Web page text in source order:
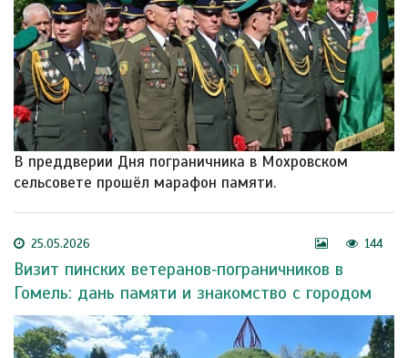
В преддверии Дня пограничника в Мохровском
сельсовете прошёл марафон памяти.
25.05.2026 144
Визит пинских ветеранов‑пограничников в
Гомель: дань памяти и знакомство с городом